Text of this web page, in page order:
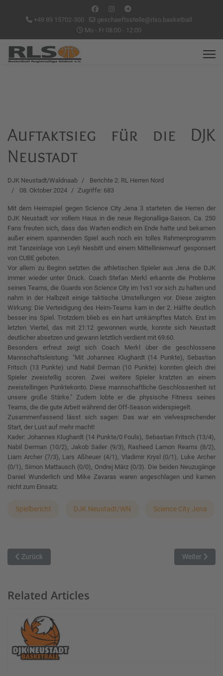
+49 89 15702-300
geschaeftsstelle@rlso.basketball
Mo - Fr 08:00 - 12:00
Auftaktsieg für die DJK
Neustadt
DJK Neustadt/Waldnaab
Berichte 2. RL Herren Nord
08. Oktober 2024
Zugriffe: 683
Mit dem Heimspiel gegen Science City Jena 3 starteten die Herren der
DJK Neustadt vor vollem Haus in die neue Regionalliga-Saison. Ca. 250
Fans freuten sich, dass das Warten endlich ein Ende hatte und bekamen
außer einem spannenden Spiel auch noch ein tolles Rahmenprogramm
mit Tanzeinlage von Leyli Nesbitt und einem Mittellinienwurf gesponsert
von CUBE geboten.
Vor allem zu Beginn setzten die athletischen Spieler aus Jena die DJK
immer wieder unter Druck. Coach Stefan Merkl erkannte die Probleme
seines Teams, die Guards von Science City im 1vs1 vor sich zu halten und
nahm in der Halbzeit einige taktische Umstellungen vor. Diese zeigten
Wirkung: Die Verteidigung des Heim-Teams kam in der 2. Hälfte deutlich
besser ins Spiel. Trotzdem blieb es ein hart umkämpftes Match. Erst im
letzten Viertel, das mit 21:12 gewonnen wurde, konnte sich Neustadt
deutlicher absetzen und gewann letztlich verdient mit 69:60.
Besonders erfreut zeigt sich Coach Merkl über die geschlossene
Mannschaftsleistung: "Mit Johannes Klughardt (14 Punkte), Sebastian
Fritsch (13 Punkte) und Nabil Derman (10 Punkte) konnten gleich drei
Spieler zweistellig scoren. Zwei weitere Spieler kratzten an einem
zweistellingen Punktekonto. Diese mannschaftliche Geschlossenheit ist
unsere große Stärke." Zudem lobte er die physische Fitness seines
Teams, die die gute Arbeit während der Off-Season widerspiegelt.
Zusammenfassend lässt sich sagen: Das war ein vielvesprechender
Start, der Lust auf mehr macht!
Kader: Johannes Klughardt (14 Punkte/0 Fouls), Sebastian Fritsch (13/4),
Nabil Derman (10/2), Jakob Sailer (9/3), Rasheed Lamon Reams (8/2),
Liam Archer (7/3), Lars Aßheuer (4/1), Vladimir Krysl (0/1), Luke Archer
(0/1), Simon Mattausch (0/0), Ondrej März (0/3). Die beiden Neuzugänge
Daniel Wunderlich und Mike Zavaras waren angeschlagen und kamen
nicht zum Einsatz.
Spielbericht DJK Neustadt/WN Science City Jena
Vorheriger Beitrag: Heimspiel-Auftakt - Post SV vs. Basketballclub
Zurück Nächster
Weiter
Related Articles